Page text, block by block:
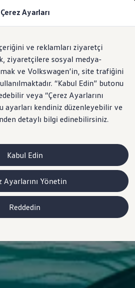
Çerez Ayarları
ve reklamları ziyaretçi
ziyaretçilere sosyal medya-
ve Volkswagen’in, site trafiğini
“Kabul Edin” butonu
veya “Çerez Ayarlarını
ayarları kendiniz düzenleyebilir ve
detaylı bilgi edinebilirsiniz.
Kabul Edin
Ayarlarını Yönetin
Reddedin
İçin Kullanım İpuçları
Periyodik Bakımı
ve Batarya
Enerji
Fırsatları
Kredi® Kampanyası
Kampanyası
Servis Kampanyası
Kasko®
Garanti Plus®
Sözleri